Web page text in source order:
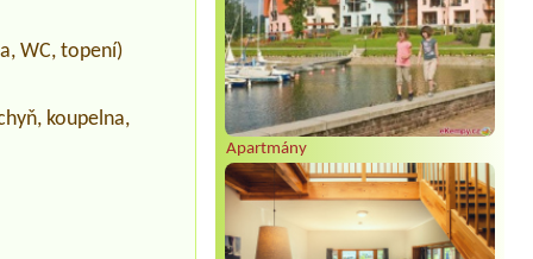
Apartmány
WC, topení)
koupelna,